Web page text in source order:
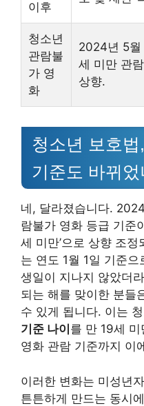
이후
청소년
관람불
가 영
화
2024년 5월
세 미만 관
상향.
청소년 보호
기준도 바뀌
네, 달라졌습니다.
람불가 영화 등급 기준
세 미만’으로 상향 조
는 연도 1월 1일 기준
생일이 지나지 않았더
되는 해를 맞이한 분들
수 있게 됩니다. 이는
기준 나이 를 만 19세
영화 관람 기준까지 이
이러한 변화는 미성년
튼튼하게 만드는 동시